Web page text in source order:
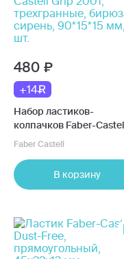
480
+14
Набор ластиков-
колпачков Faber-
Grip 2001, трехгранные,
Faber Castell
В корзину